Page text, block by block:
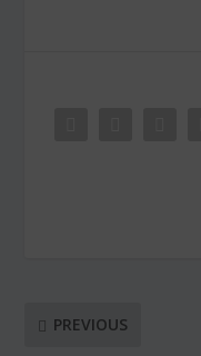
PREVIOUS